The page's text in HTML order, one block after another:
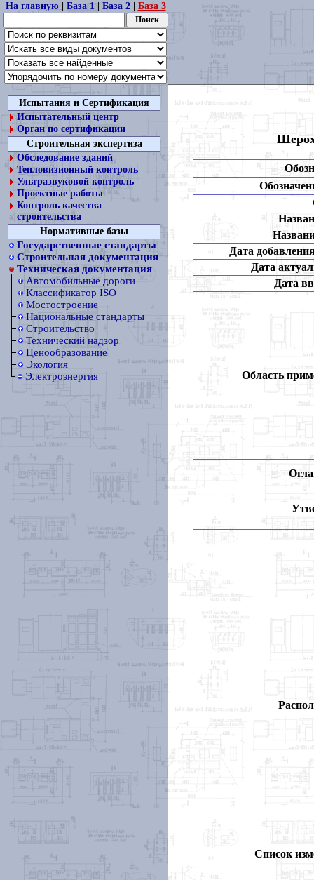
На главную| База 1| База 2| База 3
Испытания и Сертификация
Испытательный центр
Орган по сертификации
Строительная экспертиза
Обследование зданий
Тепловизионный контроль
Ультразвуковой контроль
Проектные работы
Контроль качества
строительства
Нормативные базы
Государственные стандарты
Строительная документация
Техническая документация
Автомобильные дороги
Классификатор ISO
Мостостроение
Национальные стандарты
Строительство
Технический надзор
Ценообразование
Экология
Электроэнергия
Дата
Дата
Дата
Область
Список